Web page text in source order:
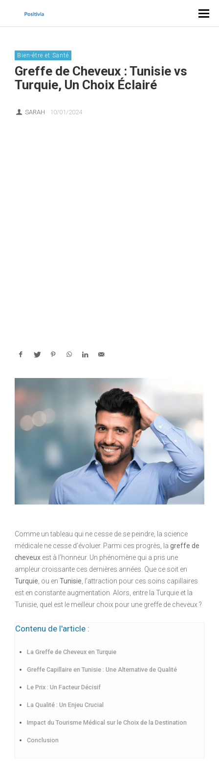
Bien-être et Santé
Greffe de Cheveux : Tunisie vs
Turquie, Un Choix Éclairé
SARAH 10/01/2024
Comme un tableau qui ne cesse de se peindre, la science
médicale ne cesse d’évoluer. Parmi ces progrès, la greffe de
cheveux est à l’honneur. Un phénomène qui a pris une
ampleur croissante ces dernières années. Que ce soit en
Turquie , ou en Tunisie , l’attraction pour ces soins capillaires
est en constante augmentation. Alors, entre la Turquie et la
Tunisie, quel est le meilleur choix pour une greffe de cheveux ?
Contenu de l'article :
La Greffe de Cheveux en Turquie
Greffe Capillaire en Tunisie : Une Alternative de Qualité
Le Prix : Un Facteur Décisif
La Qualité : Un Enjeu Crucial
Impact du Tourisme Médical sur le Choix de la Destination
Conclusion